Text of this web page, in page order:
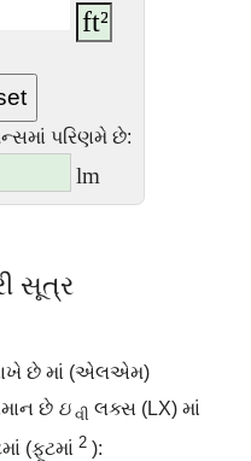
પરિણમે છે:
lm
સૂત્ર
છે માં (એલએમ)
છે ઇ વી લક્સ (LX) માં
(ફૂટમાં 2 ):